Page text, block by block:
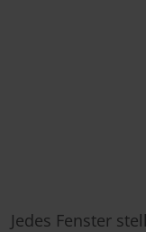
Jedes Fenster